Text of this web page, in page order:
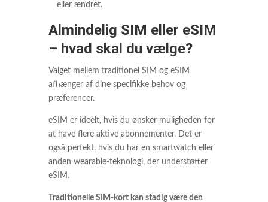
eller ændret.
Almindelig SIM eller eSIM
– hvad skal du vælge?
Valget mellem traditionel SIM og eSIM
afhænger af dine specifikke behov og
præferencer.
eSIM er ideelt, hvis du ønsker muligheden for
at have flere aktive abonnementer. Det er
også perfekt, hvis du har en smartwatch eller
anden wearable-teknologi, der understøtter
eSIM.
Traditionelle SIM-kort kan stadig være den